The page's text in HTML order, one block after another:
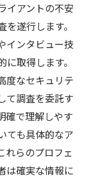
イアントの不安
遂行します。
インタビュー技
取得します。
度なセキュリテ
て調査を委託す
確で理解しやす
ても具体的なア
れらのプロフェ
は確実な情報に